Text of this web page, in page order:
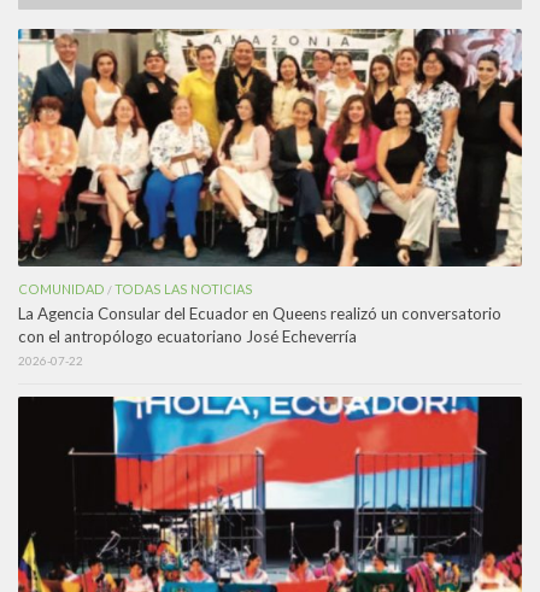
COMUNIDAD /TODAS LAS NOTICIAS
La Agencia Consular del Ecuador en Queens realizó un conversatorio
con el antropólogo ecuatoriano José Echeverría
2026-07-22